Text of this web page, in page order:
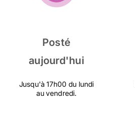
Posté
aujourd'hui
Jusqu'à 17h00 du lundi
au vendredi.